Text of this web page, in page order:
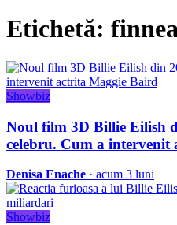
Etichetă:
Showbiz
Noul film 3D Billie Eilish
celebru. Cum a
Denisa Enache · acum 3 luni
Showbiz